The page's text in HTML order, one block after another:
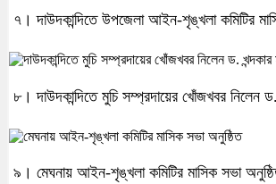
৭। দাউদকান্দিতে উপজেলা আইন-শৃঙ্খলা কমিটির
৮। দাউদকান্দিতে মুচি সম্প্রদায়ের খোঁজখবর নিলেন
৯। মেঘনায় আইন-শৃঙ্খলা কমিটির মাসিক সভা